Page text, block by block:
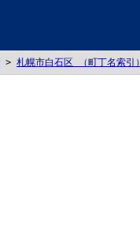
> 札幌市白石区 （町丁名索引）